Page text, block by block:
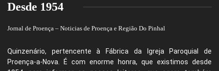
Desde 1954
Jornal de Proença – Noticias de Proença e Região Do Pinhal
Quinzenário, pertencente à Fábrica da Igreja Paroquial de
Proença-a-Nova. É com enorme honra, que existimos desde